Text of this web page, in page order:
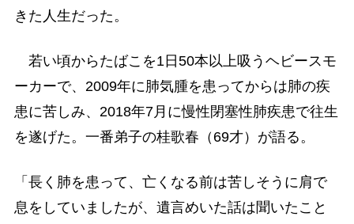
きた人生だった。
若い頃からたばこを1日50本以上吸うヘビースモ
ーカーで、2009年に肺気腫を患ってからは肺の疾
患に苦しみ、2018年7月に慢性閉塞性肺疾患で往生
を遂げた。一番弟子の桂歌春（69才）が語る。
「長く肺を患って、亡くなる前は苦しそうに肩で
息をしていましたが、遺言めいた話は聞いたこと